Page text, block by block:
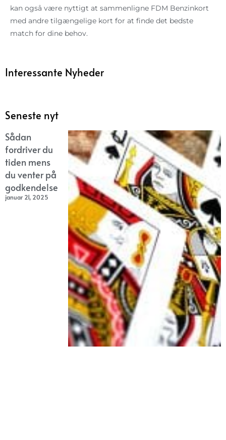
kan også være nyttigt at sammenligne FDM Benzinkort
med andre tilgængelige kort for at finde det bedste
match for dine behov.
Interessante Nyheder
Seneste nyt
Sådan
fordriver du
tiden mens
du venter på
godkendelse
januar 21, 2025